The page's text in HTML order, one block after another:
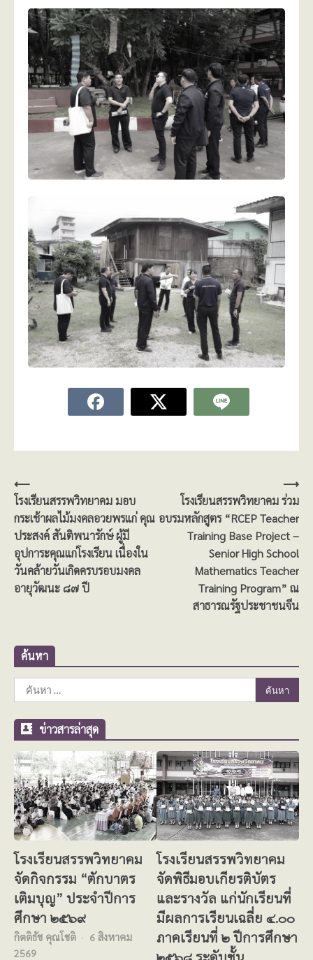
แนะแนว
เรื่อง
⟵
โรงเรียนสรรพวิทยาคม มอบ
กระเช้าผลไม้มงคลอวยพรแก่ คุณ
ประสงค์ สันติพนารักษ์ ผู้มี
อุปการะคุณแก่โรงเรียน เนื่องใน
วันคล้ายวันเกิดครบรอบมงคล
อายุวัฒนะ ๘๗ ปี
โรงเรียนสรรพวิทยาคม ร่วม
อบรมหลักสูตร “RCEP Teacher
Training Base Project –
Senior High School
Mathematics Teacher
Training Program” ณ
สาธารณรัฐประชาชนจีน
⟶
ค้นหา
ค้นหา
สำหรับ:
ข่าวสารล่าสุด
โรงเรียนสรรพวิทยาคม
จัดกิจกรรม “ตักบาตร
เติมบุญ” ประจำปีการ
ศึกษา ๒๕๖๙
กิตติธัช คุณโชติ
6 สิงหาคม
2569
โรงเรียนสรรพวิทยาคม
จัดพิธีมอบเกียรติบัตร
และรางวัล แก่นักเรียนที่
มีผลการเรียนเฉลี่ย ๔.๐๐
ภาคเรียนที่ ๒ ปีการศึกษา
๒๕๖๘ ระดับชั้น